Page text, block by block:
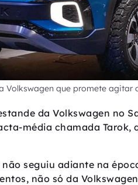
Volkswagen que promete agitar
da Volkswagen no
média chamada
seguiu adiante na
não só da